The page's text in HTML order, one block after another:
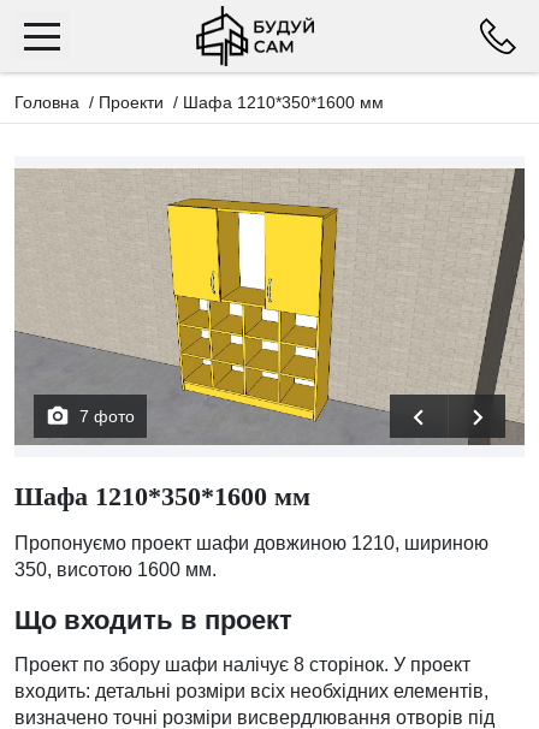
Головна / Проекти / Шафа 1210*350*1600 мм
7 фото
Шафа 1210*350*1600 мм
Пропонуємо проект шафи довжиною 1210, шириною
350, висотою 1600 мм.
Що входить в проект
Проект по збору шафи налічує 8 сторінок. У проект
входить: детальні розміри всіх необхідних елементів,
визначено точні розміри висвердлювання отворів під